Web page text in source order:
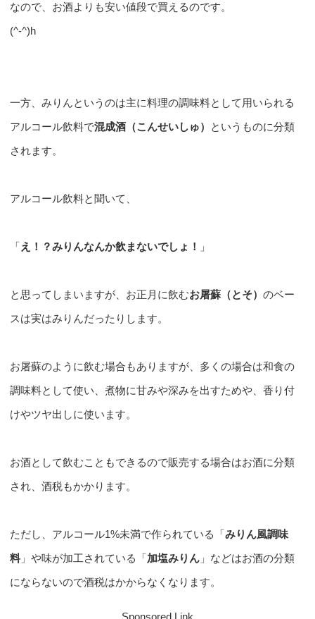
なので、お酒よりも安い値段で買えるのです。
(^-^)h
一方、みりんというのは主に料理の調味料として用いられる
アルコール飲料で混成酒（こんせいしゅ） というものに分類
されます。
アルコール飲料と聞いて、
「え！？みりんなんか飲まないでしょ！ 」
と思ってしまいますが、お正月に飲むお屠蘇（とそ）のベー
スは実はみりんだったりします。
お屠蘇のように飲む場合もありますが、多くの場合は和食の
調味料として使い、煮物に甘みや深みを出すためや、香り付
けやツヤ出しに使います。
お酒として飲むこともできるので販売する場合はお酒に分類
され、酒税もかかります。
ただし、アルコール1%未満で作られている「みりん風調味
料 」や味が加工されている「加塩みりん 」などはお酒の分類
にならないので酒税はかからなくなります。